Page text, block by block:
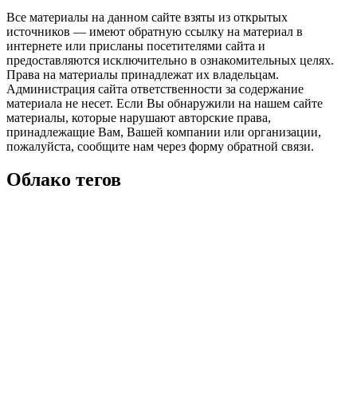
Все материалы на данном сайте взяты из открытых
источников — имеют обратную ссылку на материал в
интернете или присланы посетителями сайта и
предоставляются исключительно в ознакомительных целях.
Права на материалы принадлежат их владельцам.
Администрация сайта ответственности за содержание
материала не несет. Если Вы обнаружили на нашем сайте
материалы, которые нарушают авторские права,
принадлежащие Вам, Вашей компании или организации,
пожалуйста, сообщите нам через форму обратной связи.
Облако тегов